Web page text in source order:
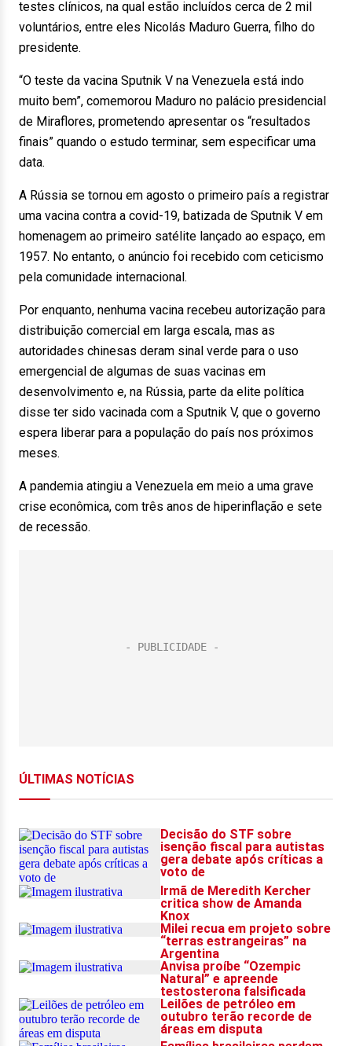
testes clínicos, na qual estão incluídos cerca de 2 mil
voluntários, entre eles Nicolás Maduro Guerra, filho do
presidente.
“O teste da vacina Sputnik V na Venezuela está indo
muito bem”, comemorou Maduro no palácio presidencial
de Miraflores, prometendo apresentar os “resultados
finais” quando o estudo terminar, sem especificar uma
data.
A Rússia se tornou em agosto o primeiro país a registrar
uma vacina contra a covid-19, batizada de Sputnik V em
homenagem ao primeiro satélite lançado ao espaço, em
1957. No entanto, o anúncio foi recebido com ceticismo
pela comunidade internacional.
Por enquanto, nenhuma vacina recebeu autorização para
distribuição comercial em larga escala, mas as
autoridades chinesas deram sinal verde para o uso
emergencial de algumas de suas vacinas em
desenvolvimento e, na Rússia, parte da elite política
disse ter sido vacinada com a Sputnik V, que o governo
espera liberar para a população do país nos próximos
meses.
A pandemia atingiu a Venezuela em meio a uma grave
crise econômica, com três anos de hiperinflação e sete
de recessão.